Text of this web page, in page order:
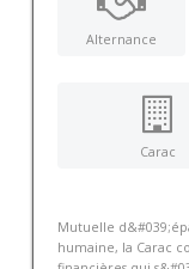
Alternance
Carac
Mutuelle
humaine, la Carac